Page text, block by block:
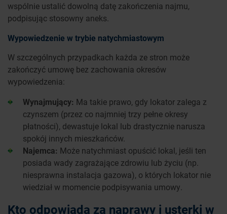
wspólnie ustalić dowolną datę zakończenia najmu,
podpisując stosowny aneks.
Wypowiedzenie w trybie natychmiastowym
W szczególnych przypadkach każda ze stron może
zakończyć umowę bez zachowania okresów
wypowiedzenia:
Wynajmujący: Ma takie prawo, gdy lokator zalega z
czynszem (przez co najmniej trzy pełne okresy
płatności), dewastuje lokal lub drastycznie narusza
spokój innych mieszkańców.
Najemca: Może natychmiast opuścić lokal, jeśli ten
posiada wady zagrażające zdrowiu lub życiu (np.
niesprawna instalacja gazowa), o których lokator nie
wiedział w momencie podpisywania umowy.
Kto odpowiada za naprawy i usterki w